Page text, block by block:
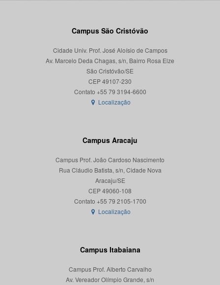
Campus São Cristóvão
Cidade Univ. Prof. José Aloísio de Campos
Av. Marcelo Deda Chagas, s/n, Bairro Rosa Elze
São Cristóvão/SE
CEP 49107-230
Localização
Campus Aracaju
Campus Prof. João Cardoso Nascimento
Rua Cláudio Batista, s/n, Cidade Nova
Aracaju/SE
CEP 49060-108
Localização
Campus Itabaiana
Campus Prof. Alberto Carvalho
Av. Vereador Olímpio Grande, s/n